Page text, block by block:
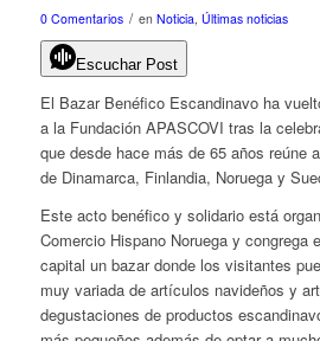
0 Comentarios / en Noticia, Últimas noticias
Escuchar Post
El Bazar Benéfico Escandinavo ha
a la Fundación APASCOVI tras la
que desde hace más de 65 años reúne
de Dinamarca, Finlandia, Noruega y
Este acto benéfico y solidario está
Comercio Hispano Noruega y congrega
capital un bazar donde los visitantes
muy variada de artículos navideños y
degustaciones de productos